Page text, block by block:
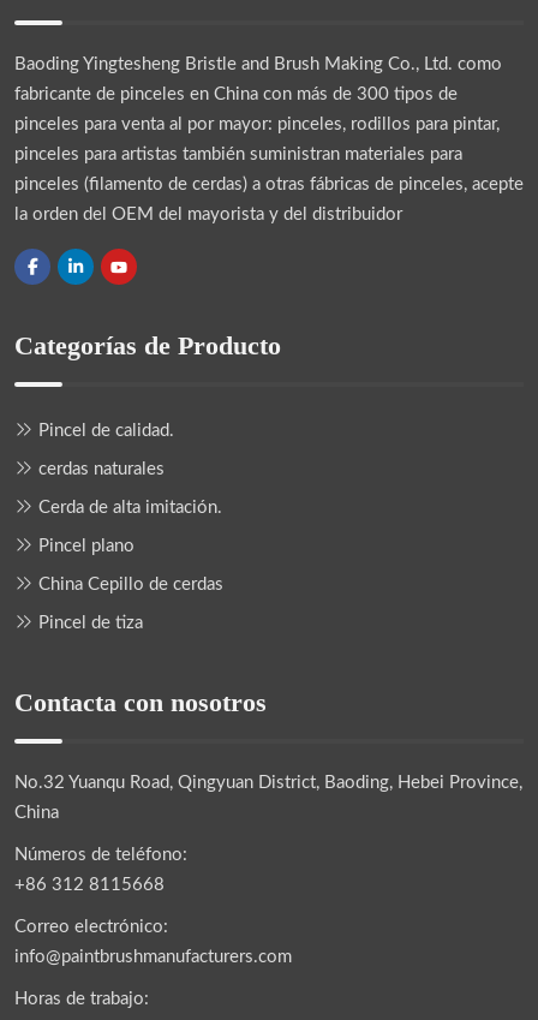
Baoding Yingtesheng Bristle and Brush Making Co., Ltd. como
fabricante de pinceles en China con más de 300 tipos de
pinceles para venta al por mayor: pinceles, rodillos para pintar,
pinceles para artistas también suministran materiales para
pinceles (filamento de cerdas) a otras fábricas de pinceles, acepte
la orden del OEM del mayorista y del distribuidor
Categorías de Producto
Pincel de calidad.
cerdas naturales
Cerda de alta imitación.
Pincel plano
China Cepillo de cerdas
Pincel de tiza
Contacta con nosotros
No.32 Yuanqu Road, Qingyuan District, Baoding, Hebei Province,
China
Números de teléfono:
+86 312 8115668
Correo electrónico:
info@paintbrushmanufacturers.com
Horas de trabajo: